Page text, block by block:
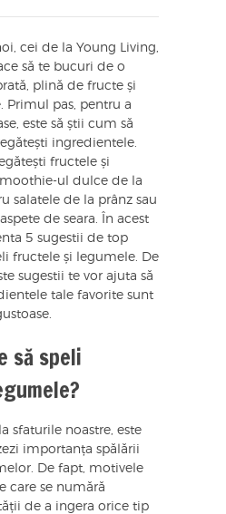
cei de la Young Living,
să te bucuri de o
plină de fructe și
Primul pas, pentru a
este să știi cum să
ingredientele.
fructele și
ul dulce de la
salatele de la prânz sau
de seara. În acest
5 sugestii de top
fructele și legumele. De
sugestii te vor ajuta să
tale favorite sunt
să speli
sfaturile noastre, este
importanța spălării
De fapt, motivele
care se numără
de a ingera orice tip